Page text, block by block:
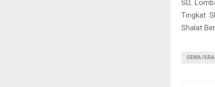
SD,
Tingkat
Shalat
GEMA